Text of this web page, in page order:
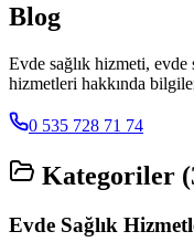
Blog
Evde sağlık hizmeti, evde
hizmetleri hakkında
0 535 728 71 74
Kategoriler (
Evde Sağlık